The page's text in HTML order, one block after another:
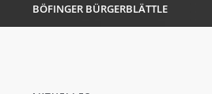
BÖFINGER BÜRGERBLÄTTLE